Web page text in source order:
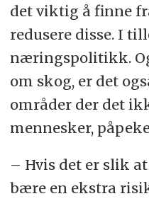
det viktig å finne
redusere disse. I
næringspolitikk.
om skog, er det
områder der det
mennesker,
– Hvis det er slik
bære en ekstra